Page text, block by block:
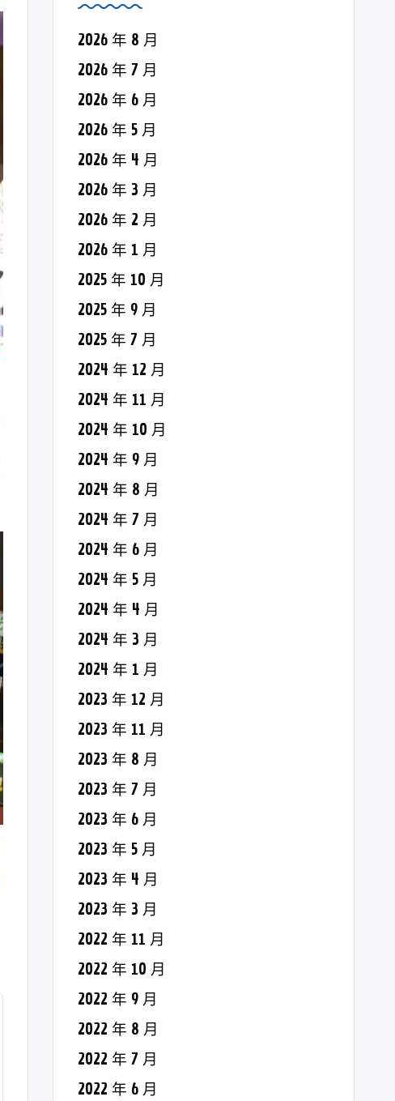
2026 年 8 月
2026 年 7 月
2026 年 6 月
2026 年 5 月
2026 年 4 月
2026 年 3 月
2026 年 2 月
2026 年 1 月
2025 年 10 月
2025 年 9 月
2025 年 7 月
2024 年 12 月
2024 年 11 月
2024 年 10 月
2024 年 9 月
2024 年 8 月
2024 年 7 月
2024 年 6 月
2024 年 5 月
2024 年 4 月
2024 年 3 月
2024 年 1 月
2023 年 12 月
2023 年 11 月
2023 年 8 月
2023 年 7 月
2023 年 6 月
2023 年 5 月
2023 年 4 月
2023 年 3 月
2022 年 11 月
2022 年 10 月
2022 年 9 月
2022 年 8 月
2022 年 7 月
2022 年 6 月